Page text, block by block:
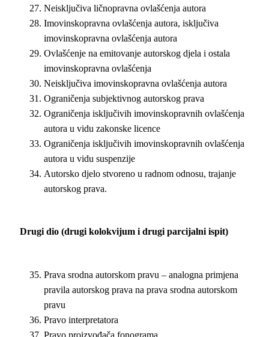
Neisključiva ličnopravna ovlašćenja autora
Imovinskopravna ovlašćenja autora, isključiva
imovinskopravna ovlašćenja autora
Ovlašćenje na emitovanje autorskog djela i ostala
imovinskopravna ovlašćenja
Neisključiva imovinskopravna ovlašćenja autora
Ograničenja subjektivnog autorskog prava
Ograničenja isključivih imovinskopravnih ovlašćenja
autora u vidu zakonske licence
Ograničenja isključivih imovinskopravnih ovlašćenja
autora u vidu suspenzije
Autorsko djelo stvoreno u radnom odnosu, trajanje
autorskog prava.
Drugi dio (drugi kolokvijum i drugi parcijalni ispit)
Prava srodna autorskom pravu – analogna primjena
pravila autorskog prava na prava srodna autorskom
pravu
Pravo interpretatora
Pravo proizvođača fonograma